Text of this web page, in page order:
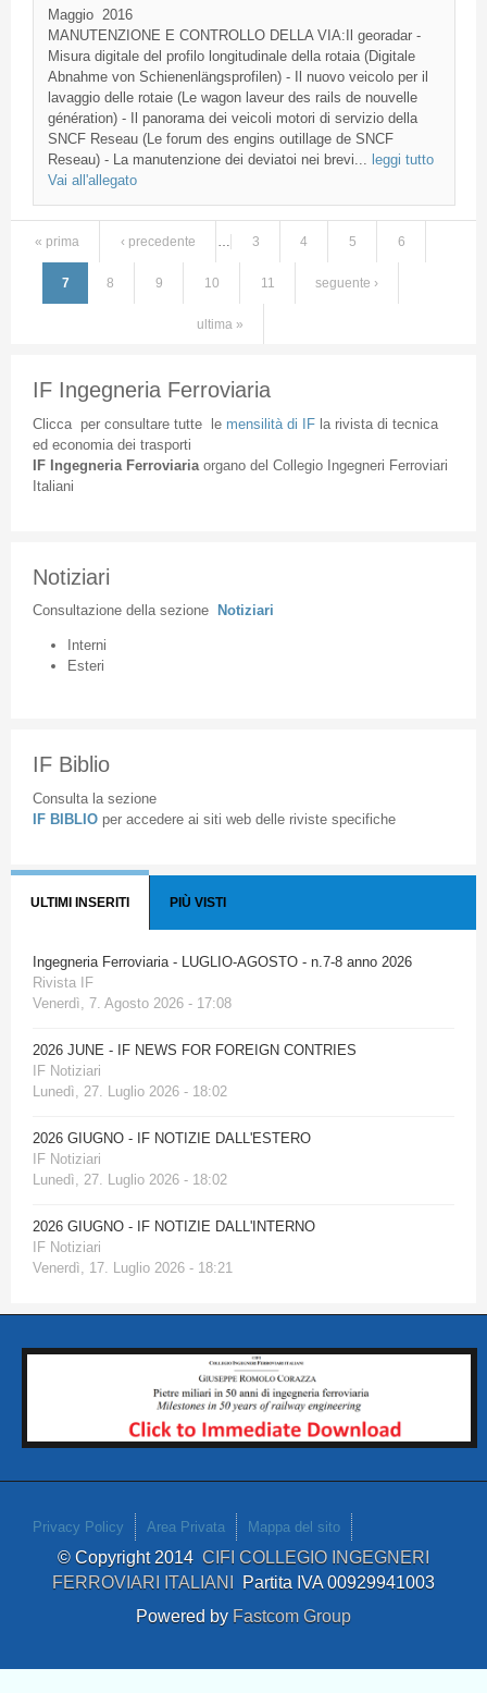
Maggio
2016
MANUTENZIONE E CONTROLLO DELLA VIA:Il georadar -
Misura digitale del profilo longitudinale della rotaia (Digitale
Abnahme von Schienenlängsprofilen) - Il nuovo veicolo per il
lavaggio delle rotaie (Le wagon laveur des rails de nouvelle
génération) - Il panorama dei veicoli motori di servizio della
SNCF Reseau (Le forum des engins outillage de SNCF
Reseau) - La manutenzione dei deviatoi nei brevi...
leggi tutto
Vai all'allegato
Pagine
« prima ‹ precedente … 3 4 5 6
7 8 9 10 11 seguente ›
ultima »
IF Ingegneria Ferroviaria
Cliccaper consultare tuttele mensilità di IFla rivista di tecnica
ed economia dei trasporti
IF Ingegneria Ferroviaria organodel Collegio Ingegneri Ferroviari
Italiani
Notiziari
Consultazione della sezione Notiziari
Interni
Esteri
IF Biblio
Consulta la sezione
IF BIBLIO per accedere ai siti web delle riviste specifiche
ULTIMI INSERITI PIÙ VISTI
Ingegneria Ferroviaria - LUGLIO-AGOSTO - n.7-8 anno 2026
Rivista IF
Venerdì, 7. Agosto 2026 - 17:08
2026 JUNE - IF NEWS FOR FOREIGN CONTRIES
IF Notiziari
Lunedì, 27. Luglio 2026 - 18:02
2026 GIUGNO - IF NOTIZIE DALL'ESTERO
IF Notiziari
Lunedì, 27. Luglio 2026 - 18:02
2026 GIUGNO - IF NOTIZIE DALL'INTERNO
IF Notiziari
Venerdì, 17. Luglio 2026 - 18:21
Privacy Policy Area Privata Mappa del sito
© Copyright 2014 CIFI COLLEGIO INGEGNERI
FERROVIARI ITALIANI Partita IVA 00929941003
Powered by Fastcom Group